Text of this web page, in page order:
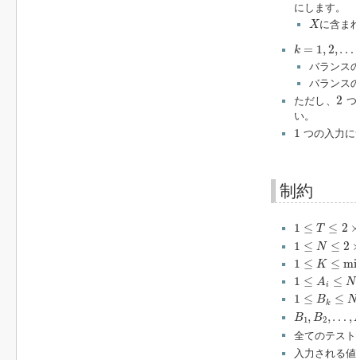
にします。
X
X に含ま
k = 1,2,…
k 2 …
バランス
バランス
ただし、2
2
い。
1
1 つの入力
制約
1 ≤ T ≤ 2
≤2 105
1 ≤ N ≤ 2
≤2 105
1 ≤ K ≤
1 K ≤min ,
1 ≤ Ai ≤ N
1 A ≤N
1 ≤ Bk ≤
1 B k≤
B1, B2, … ,
B1 B2
全てのテス
入力される